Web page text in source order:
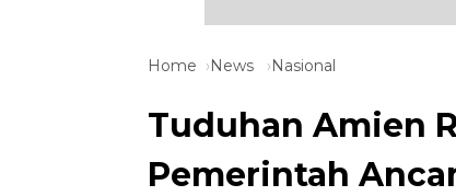
Home News Nasional
Tuduhan Amien
Pemerintah